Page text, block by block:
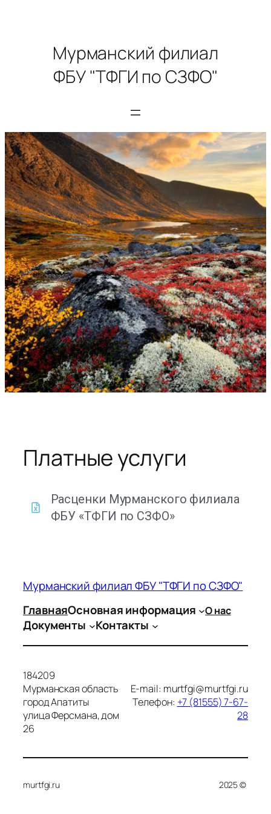
Мурманский филиал
ФБУ "ТФГИ по СЗФО"
Платные услуги
Расценки Мурманского филиала
ФБУ «ТФГИ по СЗФО»
Мурманский филиал ФБУ "ТФГИ по СЗФО"
ГлавнаяОсновная информация О нас
Документы Контакты
184209
Мурманская область
город Апатиты
улица Ферсмана, дом
26
E-mail: murtfgi@murtfgi.ru
Телефон: +7 (81555) 7-67-
28
murtfgi.ru 2025 ©